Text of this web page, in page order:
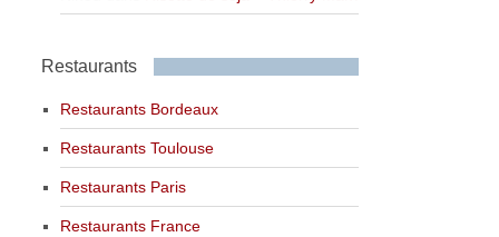
Restaurants
Restaurants Bordeaux
Restaurants Toulouse
Restaurants Paris
Restaurants France